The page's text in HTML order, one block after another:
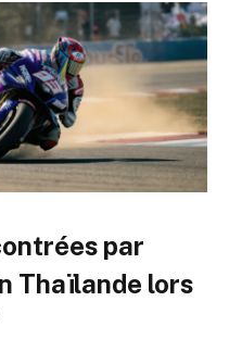
par
Thaïlande lors